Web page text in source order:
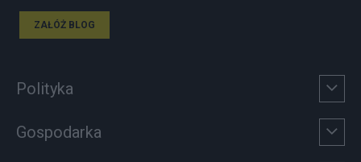
ZAŁÓŻ BLOG
Polityka
Gospodarka